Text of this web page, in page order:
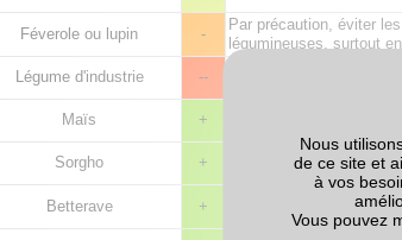
Féverole ou lupin -
Par précaution, éviter
légumineuses, surtout
Légume d'industrie
-- Risque Sclerotinia s’il y
Maïs + Effet potentiellement
Sorgho +
Betterave +
Risque d’amplification
Nous
de ce site et
à vos
Vous pouvez